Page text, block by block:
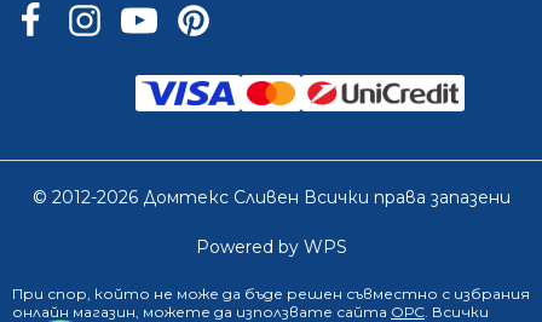
© 2012-2026 Домтекс Сливен Всички права запазени
Powered by WPS
При спор, който не може да бъде решен съвместно с избрания
онлайн магазин, можете да използвате сайта ОРС. Всички